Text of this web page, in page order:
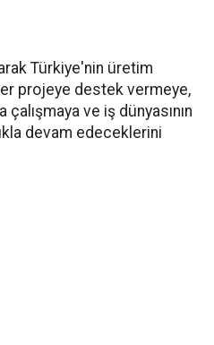
Türkiye'nin üretim
projeye destek vermeye,
ve iş dünyasının
devam edeceklerini